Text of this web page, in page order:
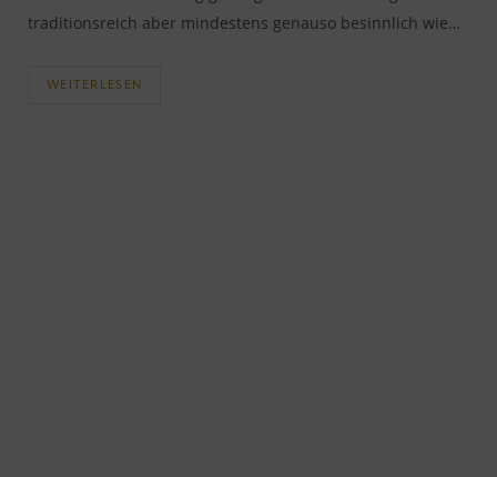
traditionsreich aber mindestens genauso besinnlich wie…
WEITERLESEN